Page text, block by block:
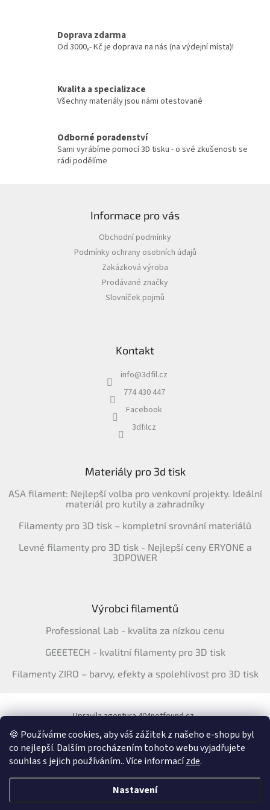
🍪 Používáme cookies, aby váš zážitek z našeho e-shopu byl
co nejlepší. Dalším procházením tohoto webu vyjadřujete
souhlas s jejich používáním.. Více informacízde.
Nastavení
í
k
y
p
i
Doprava zdarma
Od 3000,- Kč je doprava na nás (na výdejní místa)!
Kvalita a specializace
Všechny materiály jsou námi otestované
Odborné poradenství
Sami vyrábíme pomocí 3D tisku - o své zkušenosti se
rádi podělíme
Informace pro vás
Obchodní podmínky
Podmínky ochrany osobních údajů
Zakázková výroba
Prodávané značky
Slovníček pojmů
Kontakt
info@3dfil.cz
774 430 447
Facebook
3dfilcz
Materiály pro 3d tisk
ASA filament: Nejlepší volba pro venkovní projekty. Ideální
materiál pro kutily a zahradníky
Filamenty pro 3D tisk – kompletní srovnání materiálů
Levné filamenty pro 3D tisk - Nejlepší ceny ERYONE a
3DPOWER
Výrobci filamentů
Professional Lab - kvalita za nízkou cenu
GEEETECH - kvalitní filamenty pro 3D tisk
Filamenty ZIRO – barvy, efekty a spolehlivost pro 3D tisk
Upravila agentura 404notfound.cz
Katalog filamentů ERYONE pro ČR
Vytvořil Shoptet &